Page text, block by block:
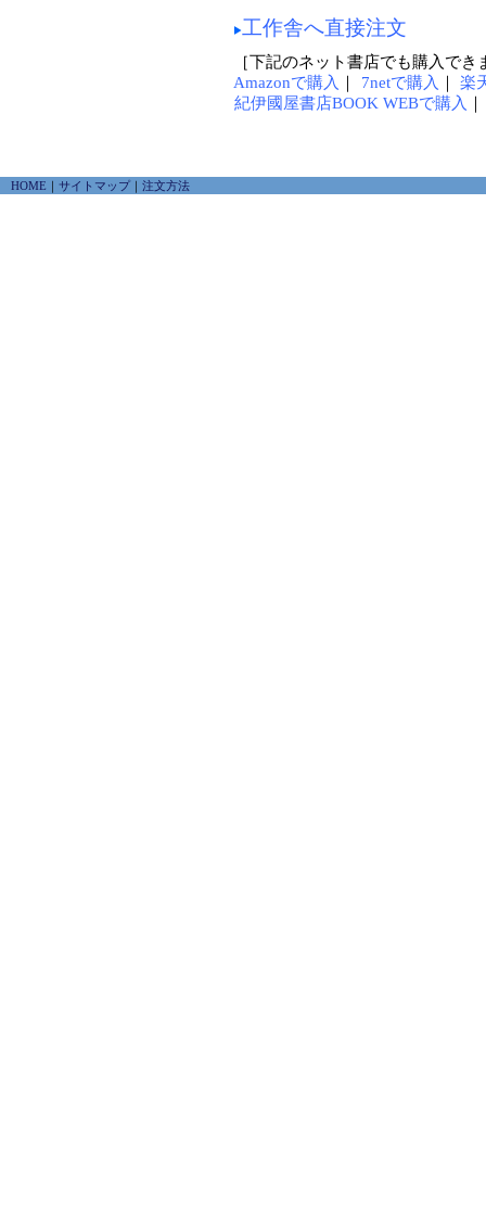
工作舎へ直接注文
［下記のネット書店でも購入でき
Amazonで購入
7netで購入
楽
紀伊國屋書店BOOK WEBで購入
HOME ｜ サイトマップ｜ 注文方法